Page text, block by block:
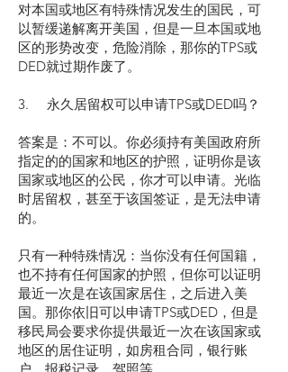
对本国或地区有特殊情况发生的国民，可
以暂缓递解离开美国，但是一旦本国或地
区的形势改变，危险消除，那你的TPS或
DED就过期作废了。
3. 永久居留权可以申请TPS或DED吗？
答案是：不可以。你必须持有美国政府所
指定的的国家和地区的护照，证明你是该
国家或地区的公民，你才可以申请。光临
时居留权，甚至于该国签证，是无法申请
的。
只有一种特殊情况：当你没有任何国籍，
也不持有任何国家的护照，但你可以证明
最近一次是在该国家居住，之后进入美
国。那你依旧可以申请TPS或DED，但是
移民局会要求你提供最近一次在该国家或
地区的居住证明，如房租合同，银行账